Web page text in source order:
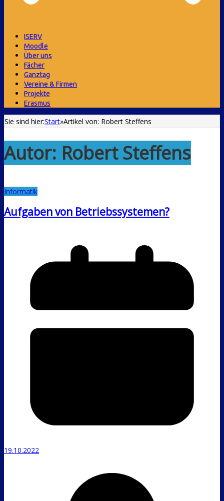
ISERV
Moodle
Über uns
Fächer
Ganztag
Vereine & Firmen
Projekte
Erasmus
Sie sind hier:Start»Artikel von: Robert Steffens
Autor: Robert Steffens
Informatik
Aufgaben von Betriebssystemen?
19.10.2022